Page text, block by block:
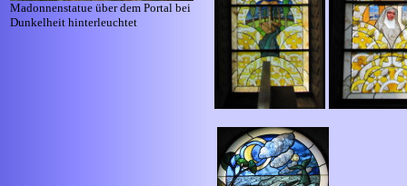
Madonnenstatue über dem Portal bei
Dunkelheit hinterleuchtet